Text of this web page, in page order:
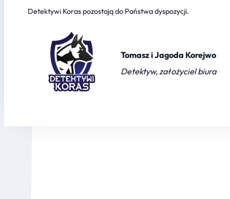
Detektywi Koras pozostają do Państwa dyspozycji.
Tomasz i Jagoda Korejwo
Detektyw, założyciel biura